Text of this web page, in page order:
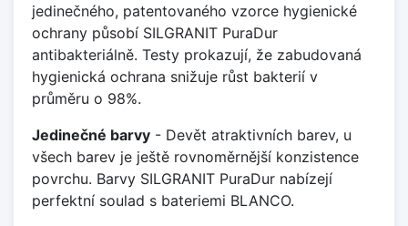
jedinečného, patentovaného vzorce hygienické
ochrany působí SILGRANIT PuraDur
antibakteriálně. Testy prokazují, že zabudovaná
hygienická ochrana snižuje růst bakterií v
průměru o 98%.
Jedinečné barvy - Devět atraktivních barev, u
všech barev je ještě rovnoměrnější konzistence
povrchu. Barvy SILGRANIT PuraDur nabízejí
perfektní soulad s bateriemi BLANCO.